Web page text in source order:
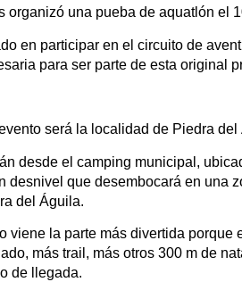
organizó una pueba de aquatlón el
en participar en el circuito de
para ser parte de esta original
será la localidad de Piedra
desde el camping municipal,
desnivel que desembocará en una
del Águila.
viene la parte más divertida
más trail, más otros 300 m de
de llegada.